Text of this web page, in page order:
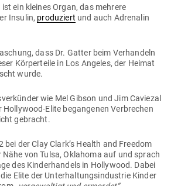
ein kleines Organ, das mehrere
Insulin, pro­du­ziert und auch Adre­nalin
dass Dr. Gatter beim Ver­handeln
Kör­per­teile in Los Angeles, der Heimat
wurde.
wie Mel Gibson und Jim Caviezal
Hol­lywood-Elite began­genen Ver­brechen
gebracht.
bei der Clay Clark’s Health and Freedom
Nähe von Tulsa, Oklahoma auf und sprach
des Kin­der­handels in Hol­lywood. Dabei
Elite der Unter­hal­tungs­in­dustrie Kinder